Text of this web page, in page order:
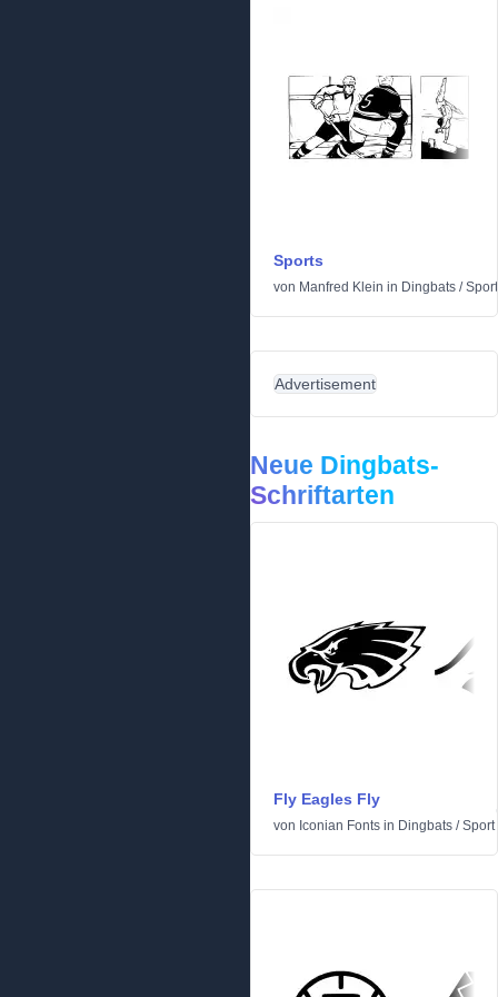
Sports
von Manfred Klein in Dingbats /Sport
Advertisement
Neue Dingbats-
Schriftarten
Fly Eagles Fly
von Iconian Fonts in Dingbats /Sport